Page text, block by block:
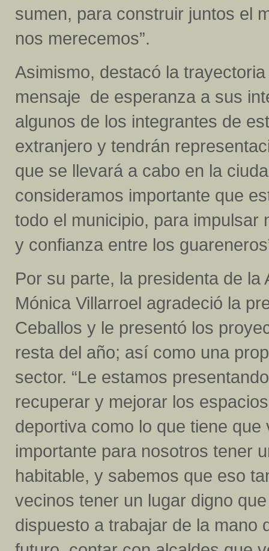
sumen, para construir juntos el
nos merecemos”.
Asimismo, destacó la
mensaje de esperanza a sus
algunos de los integrantes de
extranjero y tendrán
que se llevará a cabo en la
consideramos importante que
todo el municipio, para impulsar
y confianza entre los
Por su parte, la presidenta de
Mónica Villarroel agradeció la
Ceballos y le presentó los
resta del año; así como una
sector. “Le estamos
recuperar y mejorar los
deportiva como lo que tiene
importante para nosotros tener
habitable, y sabemos que eso
vecinos tener un lugar digno
dispuesto a trabajar de la mano